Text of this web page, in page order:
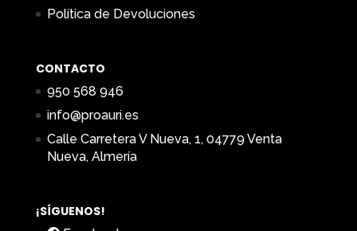
Política de Devoluciones
CONTACTO
950 568 946
info@proauri.es
Calle Carretera V Nueva, 1, 04779 Venta
Nueva, Almería
¡SÍGUENOS!